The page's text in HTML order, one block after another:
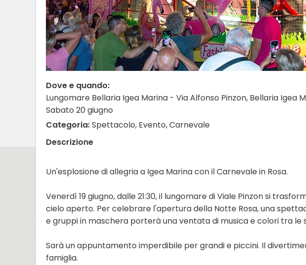
Dove e quando:
Lungomare Bellaria Igea Marina - Via Alfonso Pinzon, Bellaria Igea
Sabato 20 giugno
Categoria:Spettacolo, Evento, Carnevale
Descrizione
Un'esplosione di allegria a Igea Marina con il Carnevale in Rosa.
Venerdì 19 giugno, dalle 21:30, il lungomare di Viale Pinzon si
cielo aperto. Per celebrare l'apertura della Notte Rosa, una
e gruppi in maschera porterà una ventata di musica e colori tra le
Sarà un appuntamento imperdibile per grandi e piccini. Il
famiglia.